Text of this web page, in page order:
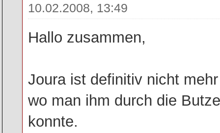
10.02.2008, 13:49
Hallo zusammen,
Joura ist definitiv nicht
wo man ihm durch die
konnte.